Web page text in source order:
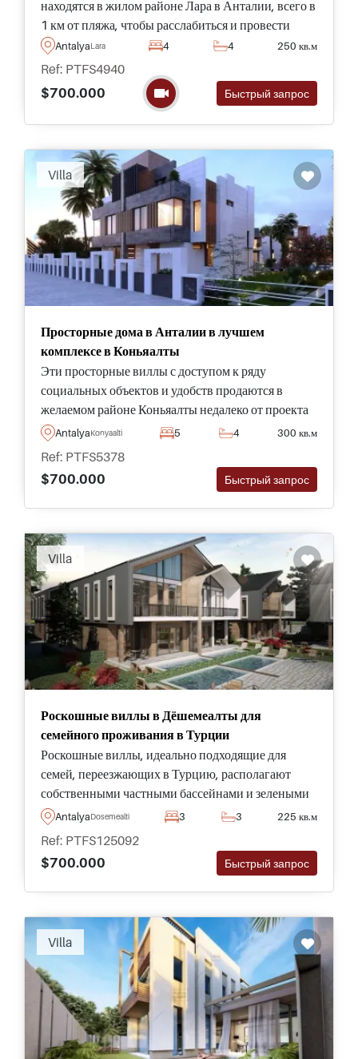
находятся в жилом районе Лара в Анталии, всего в
1 км от пляжа, чтобы расслабиться и провести
бесконечные летние дни с близкими на берегу
моря.
AntalyaLara 4 4 250 кв.м
Ref: PTFS4940
$700.000
Быстрый запрос
Villa
Просторные дома в Анталии в лучшем
комплексе в Коньяалты
Эти просторные виллы с доступом к ряду
социальных объектов и удобств продаются в
желаемом районе Коньяалты недалеко от проекта
по реке Богачай и построены по стандартам
AntalyaKonyaalti 5 4 300 кв.м
Ref: PTFS5378
$700.000
Быстрый запрос
Villa
Роскошные виллы в Дёшемеалты для
семейного проживания в Турции
Роскошные виллы, идеально подходящие для
семей, переезжающих в Турцию, располагают
собственными частными бассейнами и зелеными
ландшафтными садами, расположены в тихом и
AntalyaDosemealti 3 3 225 кв.м
Ref: PTFS125092
$700.000
Быстрый запрос
Villa